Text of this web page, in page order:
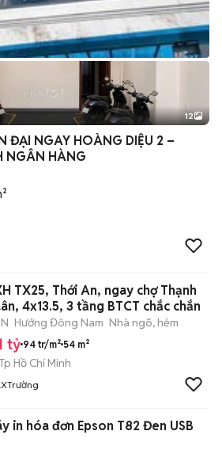
+2
12
ĐẠI NGAY HOÀNG DIỆU 2 –
NGÂN HÀNG
TX25, Thới An, ngay chợ Thạnh
Xuân, 4x13.5, 3 tầng BTCT chắc chắn
Hướng Đông Nam Nhà ngõ, hẻm
tỷ 94 tr/m² 54 m²
Tp Hồ Chí Minh
in hóa đơn Epson T82 Đen USB